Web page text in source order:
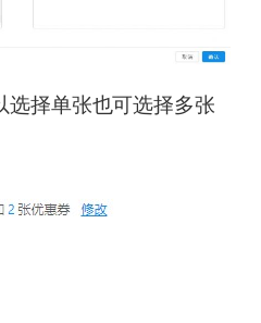
择单张也可选择多张